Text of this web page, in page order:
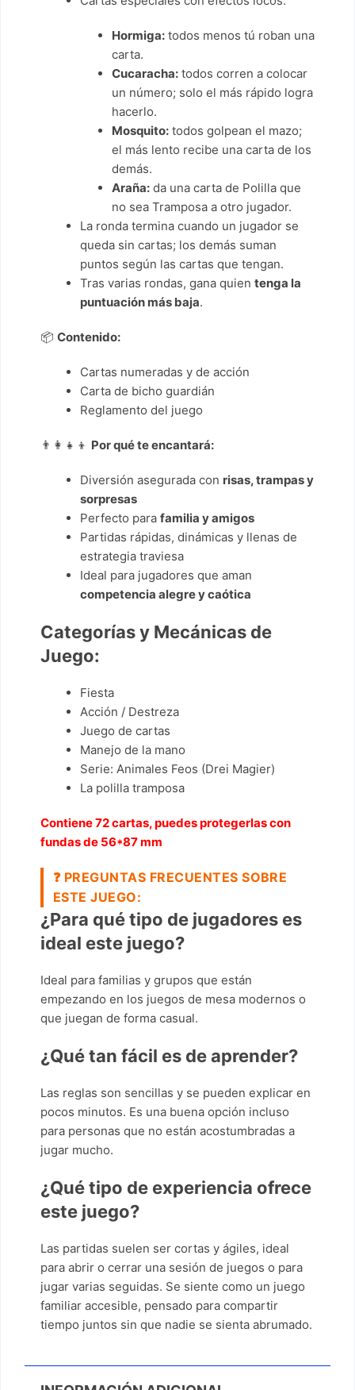
Hormiga: todos menos tú roban una
carta.
Cucaracha: todos corren a colocar
un número; solo el más rápido logra
hacerlo.
Mosquito: todos golpean el mazo;
el más lento recibe una carta de los
demás.
Araña: da una carta de Polilla que
no sea Tramposa a otro jugador.
La ronda termina cuando un jugador se
queda sin cartas; los demás suman
puntos según las cartas que tengan.
Tras varias rondas, gana quien tenga la
puntuación más baja.
📦 Contenido:
Cartas numeradas y de acción
Carta de bicho guardián
Reglamento del juego
👨‍👩‍👧‍👦 Por qué te encantará:
Diversión asegurada con risas, trampas y
sorpresas
Perfecto para familia y amigos
Partidas rápidas, dinámicas y llenas de
estrategia traviesa
Ideal para jugadores que aman
competencia alegre y caótica
Categorías y Mecánicas de
Juego:
Fiesta
Acción / Destreza
Juego de cartas
Manejo de la mano
Serie: Animales Feos (Drei Magier)
La polilla tramposa
Contiene 72 cartas, puedes protegerlas con
fundas de 56*87 mm
❓ PREGUNTAS FRECUENTES SOBRE
ESTE JUEGO:
¿Para qué tipo de jugadores es
ideal este juego?
Ideal para familias y grupos que están
empezando en los juegos de mesa modernos o
que juegan de forma casual.
¿Qué tan fácil es de aprender?
Las reglas son sencillas y se pueden explicar en
pocos minutos. Es una buena opción incluso
para personas que no están acostumbradas a
jugar mucho.
¿Qué tipo de experiencia ofrece
este juego?
Las partidas suelen ser cortas y ágiles, ideal
para abrir o cerrar una sesión de juegos o para
jugar varias seguidas. Se siente como un juego
familiar accesible, pensado para compartir
tiempo juntos sin que nadie se sienta abrumado.